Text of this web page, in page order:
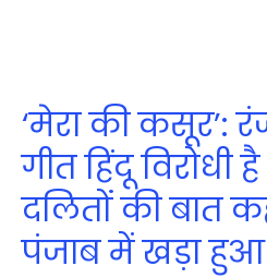
‘मेरा की कसूर’:
गीत हिंदू विरोधी
दलितों की बात
पंजाब में खड़ा